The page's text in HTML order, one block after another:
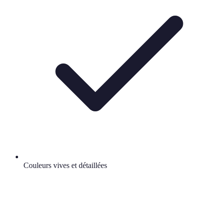
Couleurs vives et détaillées